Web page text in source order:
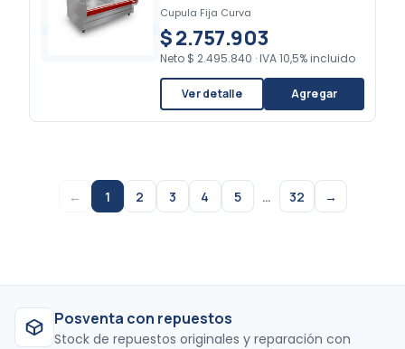
Cupula Fija Curva
$ 2.757.903
Neto $ 2.495.840 · IVA 10,5% incluido
Ver detalle Agregar
← 1 2 3 4 5 … 32 →
Posventa con repuestos
Stock de repuestos originales y reparación con